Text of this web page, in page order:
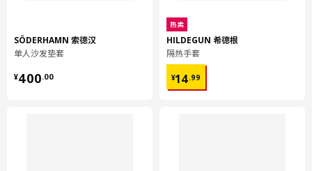
面料:
100% 聚酯纤维（至少90%再生材料）
100 %聚酯纤维（100%再生材料）
SÖDERHAMN 索德汉
单人沙发垫套
¥400.00
¥ 400.00
热卖
HILDEGUN 希德根
隔热手套
¥14.99
¥ 14.99